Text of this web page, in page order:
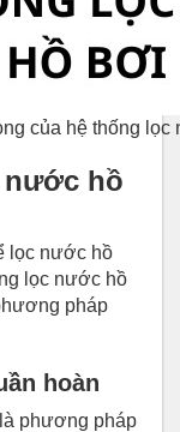
của hệ thống
nước hồ
lọc nước hồ
lọc nước hồ
pháp
hoàn
phương pháp